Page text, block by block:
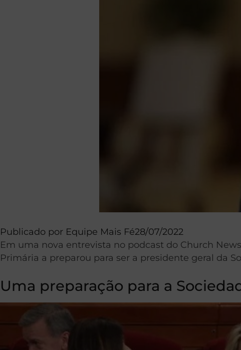
Publicado por Equipe Mais Fé28/07/2022
Em uma nova entrevista no podcast do Church
Primária a preparou para ser a presidente geral da
Uma preparação para a